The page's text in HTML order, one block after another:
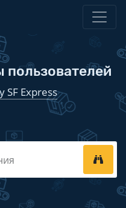
пользователей
SF Express